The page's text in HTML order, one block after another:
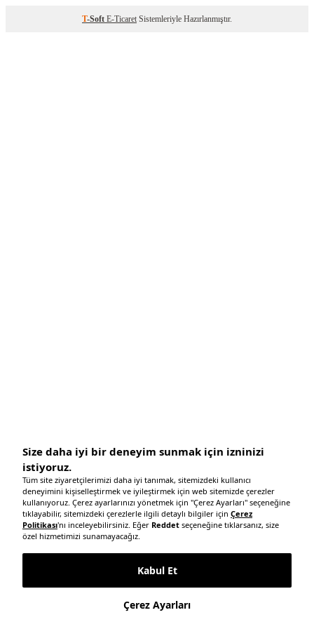
T-Soft E-Ticaret Sistemleriyle Hazırlanmıştır.